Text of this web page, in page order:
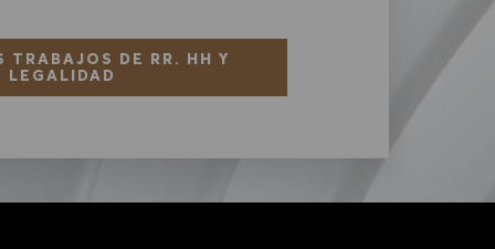
TRABAJOS DE RR. HH Y
LEGALIDAD